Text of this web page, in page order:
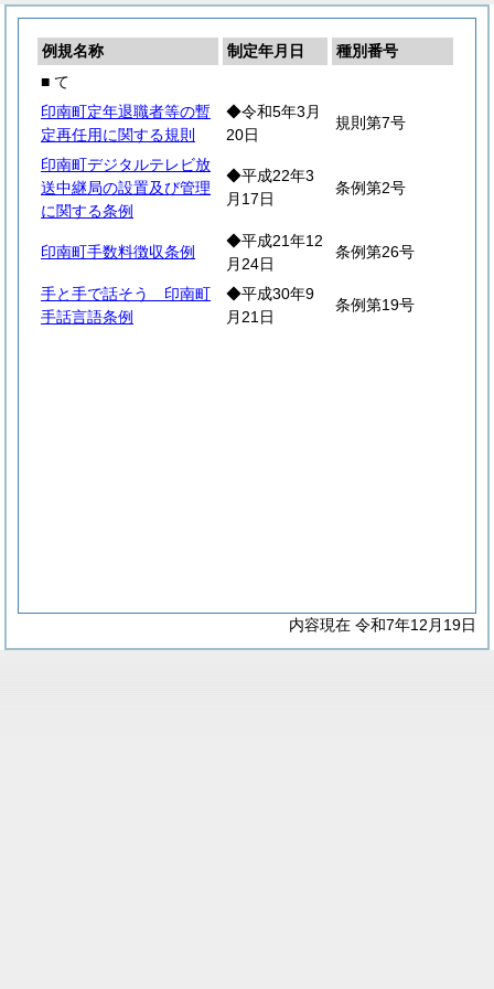
例規名称 制定年月日
種別番号
■ て
印南町定年退職者等の暫
定再任用に関する規則
◆令和5年3月
20日
規則第7号
印南町デジタルテレビ放
送中継局の設置及び管理
に関する条例
◆平成22年3
月17日
条例第2号
印南町手数料徴収条例
◆平成21年12
月24日
条例第26号
手と手で話そう 印南町
手話言語条例
◆平成30年9
月21日
条例第19号
内容現在 令和7年12月19日